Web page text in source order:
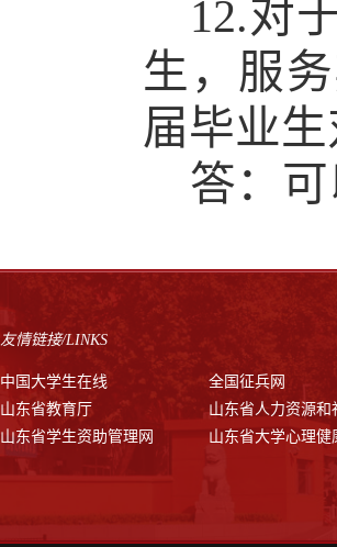
12.对
生，服
届毕业
答：可
友情链接/LINKS
中国大学生在线
全国征兵网
山东省教育厅
山东省人力资源和
山东省学生资助管理网
山东省大学心理